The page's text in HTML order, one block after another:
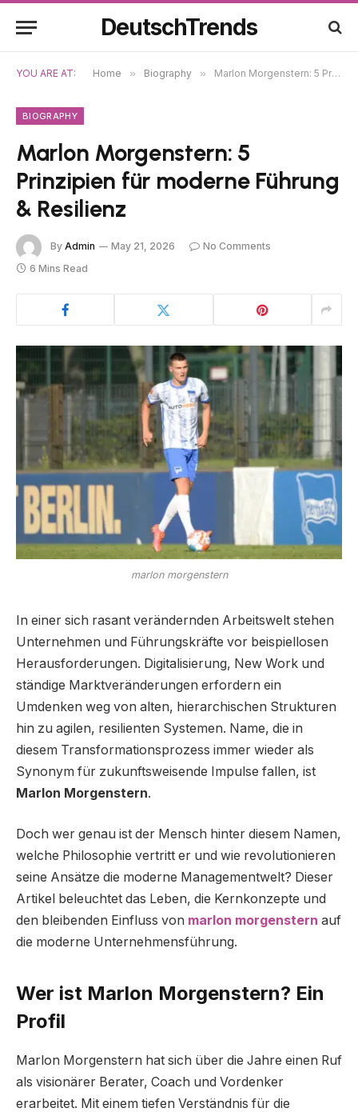
DeutschTrends
YOU ARE AT: Home » Biography » Marlon Morgenstern: 5 Prinzipien für moderne Führung & Resilienz
BIOGRAPHY
Marlon Morgenstern: 5
Prinzipien für moderne Führung
& Resilienz
By Admin May 21, 2026
No Comments
6 Mins Read
marlon morgenstern
In einer sich rasant verändernden Arbeitswelt stehen
Unternehmen und Führungskräfte vor beispiellosen
Herausforderungen. Digitalisierung, New Work und
ständige Marktveränderungen erfordern ein
Umdenken weg von alten, hierarchischen Strukturen
hin zu agilen, resilienten Systemen. Name, die in
diesem Transformationsprozess immer wieder als
Synonym für zukunftsweisende Impulse fallen, ist
Marlon Morgenstern.
Doch wer genau ist der Mensch hinter diesem Namen,
welche Philosophie vertritt er und wie revolutionieren
seine Ansätze die moderne Managementwelt? Dieser
Artikel beleuchtet das Leben, die Kernkonzepte und
den bleibenden Einfluss von marlon morgenstern auf
die moderne Unternehmensführung.
Wer ist Marlon Morgenstern? Ein
Profil
Marlon Morgenstern hat sich über die Jahre einen Ruf
als visionärer Berater, Coach und Vordenker
erarbeitet. Mit einem tiefen Verständnis für die